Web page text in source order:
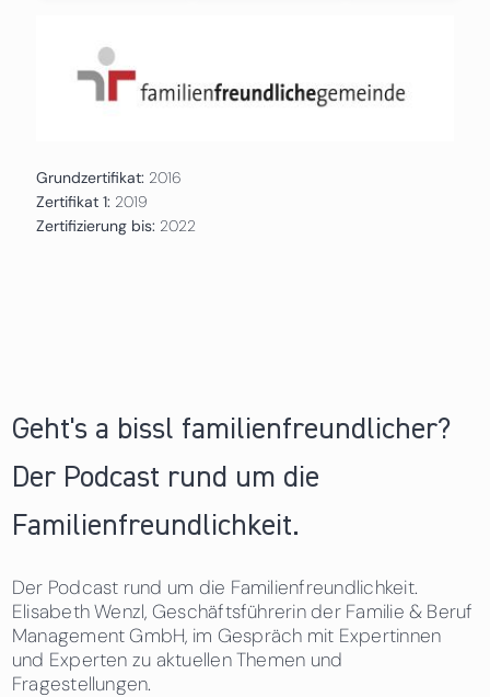
Grundzertifikat: 2016
Zertifikat 1: 2019
Zertifizierung bis: 2022
Geht's a bissl familienfreundlicher?
Der Podcast rund um die
Familienfreundlichkeit.
Der Podcast rund um die Familienfreundlichkeit.
Elisabeth Wenzl, Geschäftsführerin der Familie & Beruf
Management GmbH, im Gespräch mit Expertinnen
und Experten zu aktuellen Themen und
Fragestellungen.